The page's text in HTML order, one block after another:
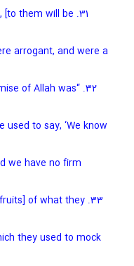
[to them will be
arrogant, and were a
of Allah was
to say, ‘We know
we have no firm
of what they
they used to mock